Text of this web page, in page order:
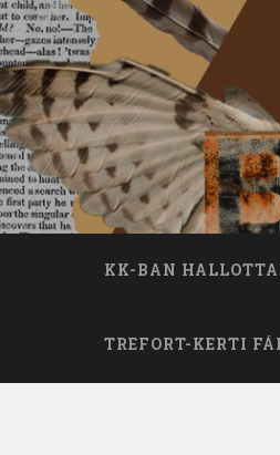
KK-BAN
TREFORT-KERTI